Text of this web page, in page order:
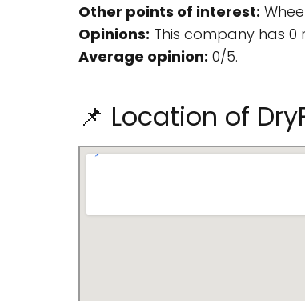
Other points of interest:
Opinions: This company has 0
Average opinion: 0/5.
📌 Location of